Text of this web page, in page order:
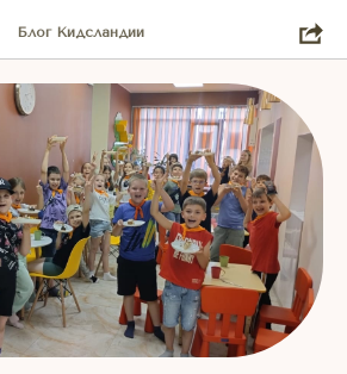
Блог Кидсландии